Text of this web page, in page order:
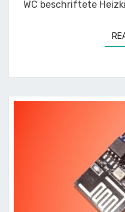
WC beschriftete